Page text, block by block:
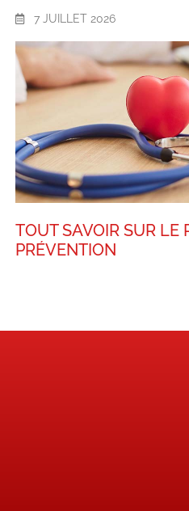
7 JUILLET 2026
TOUT SAVOIR SUR LE
PRÉVENTION